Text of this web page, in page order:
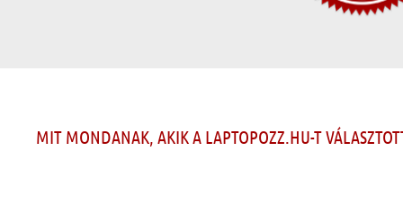
MIT MONDANAK, AKIK A LAPTOPOZZ.HU-T